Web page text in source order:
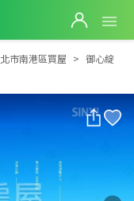
御心綻－御館
市南港區買屋
御心綻